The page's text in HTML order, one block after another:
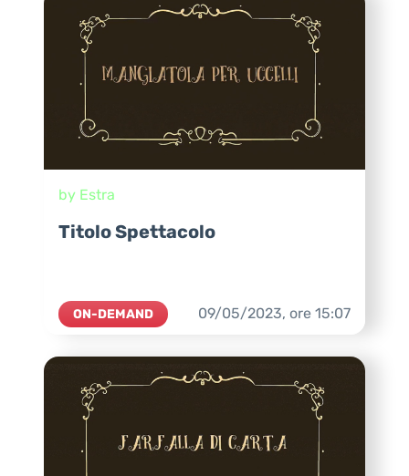
by Estra
Titolo Spettacolo
ON-DEMAND 09/05/2023, ore 15:07